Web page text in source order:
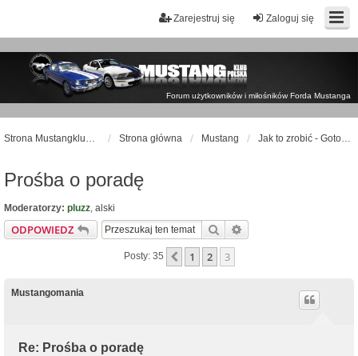
Zaloguj się
Zarejestruj się
Forum użytkowników i miłośników Forda Mustanga
Strona Mustangklub.pl Strona główna Mustang Jak to zrobić - Gotowe poradniki
Prośba o poradę
Moderatorzy: pluzz, alski
ODPOWIEDZ Szukaj
Posty: 35 Poprzednia
1 2 3
Mustangomania
Re: Prośba o poradę